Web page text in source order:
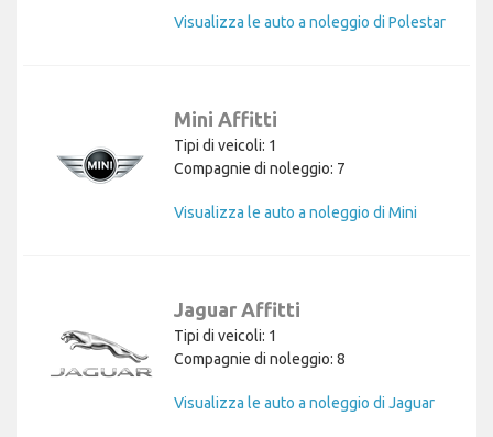
Visualizza le auto a noleggio di Polestar
Mini Affitti
Tipi di veicoli: 1
Compagnie di noleggio: 7
Visualizza le auto a noleggio di Mini
Jaguar Affitti
Tipi di veicoli: 1
Compagnie di noleggio: 8
Visualizza le auto a noleggio di Jaguar